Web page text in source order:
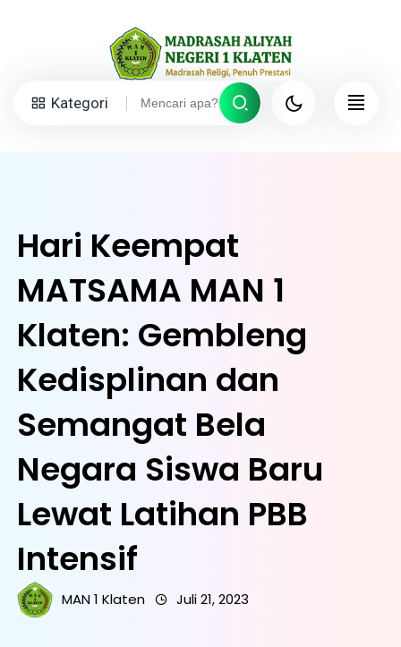
Kategori
Hari Keempat
MATSAMA MAN 1
Klaten: Gembleng
Kedisplinan dan
Semangat Bela
Negara Siswa Baru
Lewat Latihan PBB
Intensif
MAN 1 Klaten Juli 21, 2023